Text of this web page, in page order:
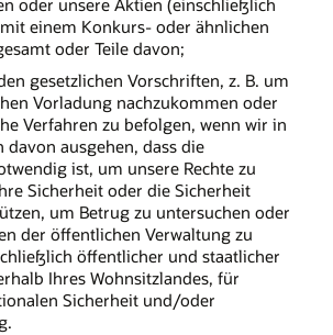
oder unsere Aktien (einschließlich
einem Konkurs- oder ähnlichen
oder Teile davon;
gesetzlichen Vorschriften, z. B. um
Vorladung nachzukommen oder
Verfahren zu befolgen, wenn wir in
davon ausgehen, dass die
ist, um unsere Rechte zu
Sicherheit oder die Sicherheit
um Betrug zu untersuchen oder
der öffentlichen Verwaltung zu
öffentlicher und staatlicher
Ihres Wohnsitzlandes, für
Sicherheit und/oder